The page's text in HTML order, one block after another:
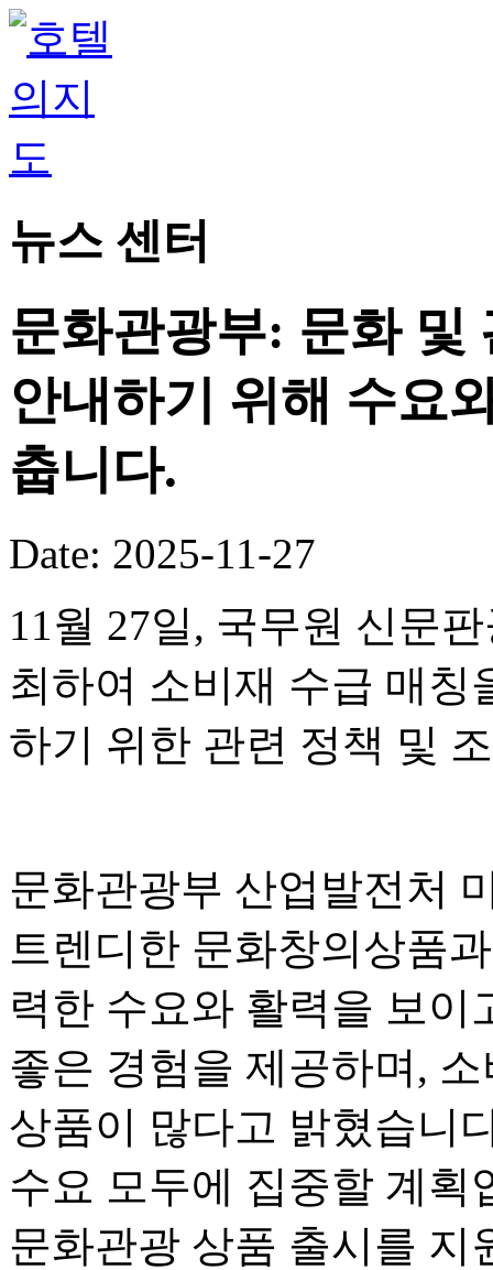
뉴스 센터
문화관광부: 문화 및
안내하기 위해 수요
춥니다.
Date: 2025-11-27
11월 27일, 국무원 신문
최하여 소비재 수급 매칭
하기 위한 관련 정책 및
문화관광부 산업발전처
트렌디한 문화창의상품
력한 수요와 활력을 보이
좋은 경험을 제공하며,
상품이 많다고 밝혔습니
수요 모두에 집중할 계획
문화관광 상품 출시를 지